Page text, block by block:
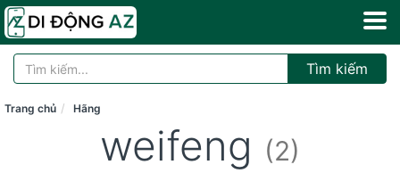
Tìm kiếm
Trang chủ Hãng
weifeng (2)